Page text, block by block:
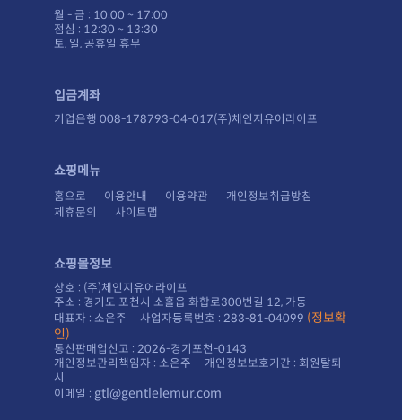
월 - 금 : 10:00 ~ 17:00
점심 : 12:30 ~ 13:30
토, 일, 공휴일 휴무
입금계좌
기업은행 008-178793-04-017(주)체인지유어라이프
쇼핑메뉴
홈으로 이용안내 이용약관
개인정보취급방침
제휴문의
사이트맵
쇼핑몰정보
상호 : (주)체인지유어라이프
주소 : 경기도 포천시 소홀읍 화합로300번길 12, 가동
대표자 : 소은주 사업자등록번호 : 283-81-04099
인)
통신판매업신고 : 2026-경기포천-0143
시
이메일 : gtl@gentlelemur.com